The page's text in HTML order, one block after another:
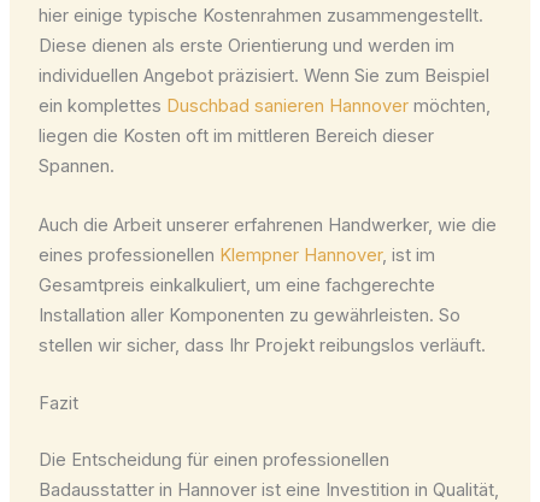
hier einige typische Kostenrahmen zusammengestellt.
Diese dienen als erste Orientierung und werden im
individuellen Angebot präzisiert. Wenn Sie zum Beispiel
ein komplettes Duschbad sanieren Hannovermöchten,
liegen die Kosten oft im mittleren Bereich dieser
Spannen.
Auch die Arbeit unserer erfahrenen Handwerker, wie die
eines professionellen Klempner Hannover, ist im
Gesamtpreis einkalkuliert, um eine fachgerechte
Installation aller Komponenten zu gewährleisten. So
stellen wir sicher, dass Ihr Projekt reibungslos verläuft.
Fazit
Die Entscheidung für einen professionellen
Badausstatter in Hannover ist eine Investition in Qualität,